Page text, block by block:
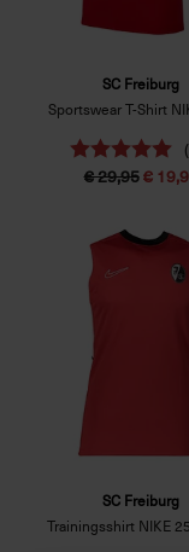
SC Freiburg
Sportswear T-Shirt
€ 29,95€
SC Freiburg
Trainingsshirt NIKE